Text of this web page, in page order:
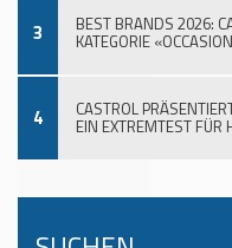
3 BEST BRANDS 2026:
KATEGORIE
4 CASTROL
EIN EXTREMTEST FÜR